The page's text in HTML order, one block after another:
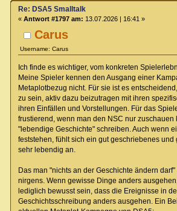
Carus
Username: Carus
Re: DSA5 Smalltalk
« Antwort #1797 am: 13.07.2026 | 16:41 »
Ich finde es wichtiger, vom konkreten
Meine Spieler kennen den Ausgang einer
Metaplotbezug nicht. Für sie ist es
zu sein, aktiv dazu beizutragen mit ihren
ihren Einfällen und Vorstellungen. Für das
frustierend, wenn man den NSC nur zuschauen
"lebendige Geschichte" schreiben. Auch wenn
feststehen, fühlt sich ein gut geschriebenes und
sehr lebendig an.
Das man "nichts an der Geschichte ändern
nirgens. Wenn gewisse Dinge anders
lediglich bewusst sein, dass die Ereignisse in
Geschichtsschreibung anders ausgehen. Ein